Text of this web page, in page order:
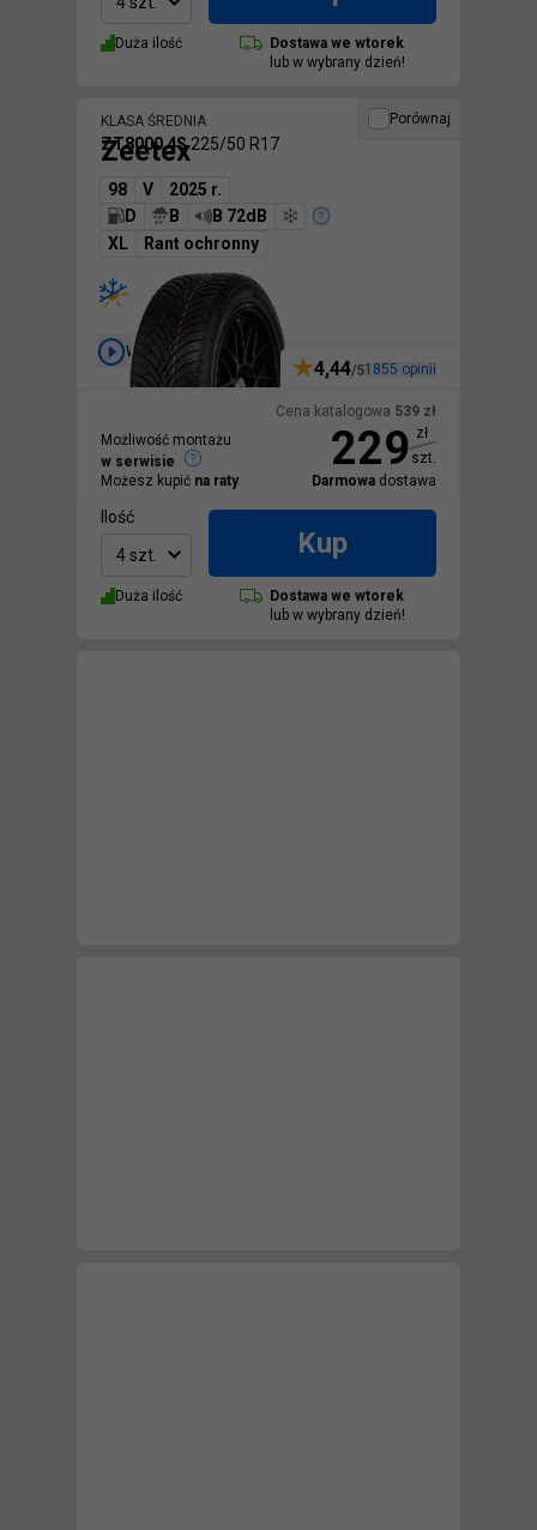
Duża ilość Dostawa we wtorek
lub w wybrany dzień!
Porównaj
Wideo
KLASA ŚREDNIA
Zeetex
ZT8000 4S 225/50 R17
98 V
2025 r.
D
B
B 72dB
XL
Rant ochronny
Cena katalogowa 539 zł
229 zł
szt.
Darmowa dostawa
4,44/51855 opinii
Możliwość montażu
w serwisie
Możesz kupić na raty
Ilość
4 szt.
Kup
Duża ilość Dostawa we wtorek
lub w wybrany dzień!